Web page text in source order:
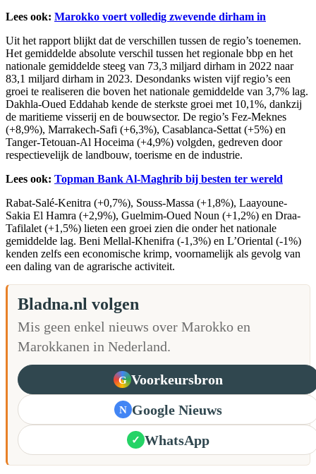
Lees ook: Marokko voert volledig zwevende dirham in
Uit het rapport blijkt dat de verschillen tussen de regio’s toenemen.
Het gemiddelde absolute verschil tussen het regionale bbp en het
nationale gemiddelde steeg van 73,3 miljard dirham in 2022 naar
83,1 miljard dirham in 2023. Desondanks wisten vijf regio’s een
groei te realiseren die boven het nationale gemiddelde van 3,7% lag.
Dakhla-Oued Eddahab kende de sterkste groei met 10,1%, dankzij
de maritieme visserij en de bouwsector. De regio’s Fez-Meknes
(+8,9%), Marrakech-Safi (+6,3%), Casablanca-Settat (+5%) en
Tanger-Tetouan-Al Hoceima (+4,9%) volgden, gedreven door
respectievelijk de landbouw, toerisme en de industrie.
Lees ook: Topman Bank Al-Maghrib bij besten ter wereld
Rabat-Salé-Kenitra (+0,7%), Souss-Massa (+1,8%), Laayoune-
Sakia El Hamra (+2,9%), Guelmim-Oued Noun (+1,2%) en Draa-
Tafilalet (+1,5%) lieten een groei zien die onder het nationale
gemiddelde lag. Beni Mellal-Khenifra (-1,3%) en L’Oriental (-1%)
kenden zelfs een economische krimp, voornamelijk als gevolg van
een daling van de agrarische activiteit.
Bladna.nl volgen
Mis geen enkel nieuws over Marokko en
Marokkanen in Nederland.
G Voorkeursbron
N Google Nieuws
✓ WhatsApp